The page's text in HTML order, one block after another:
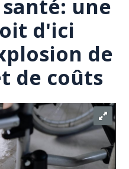
une
d'ici
de
de coûts